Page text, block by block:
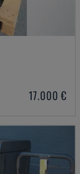
17.000 €